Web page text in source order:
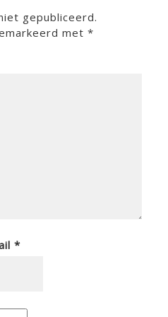
gepubliceerd.
met*
*